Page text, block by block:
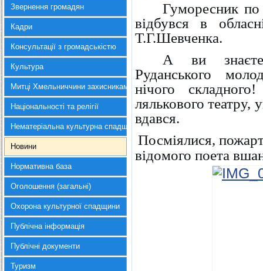
Звернення громадян
Кадри
Консультації з громадськістю
Культура
Митці Хмельниччини захисникам України
Національності та релігії
Нематеріальна культурна спадщина
Новини
Нормативна база
Оголошення (загальні)
Охорона культурної спадщини
Публічна інформація
Публічні документи
Туризм
Гуморесник по
відбувся в
Т.Г.Шевченка.
А ви
Руданського
нічого
лялькового театру,
вдався.
Посміялися,
відомого поета